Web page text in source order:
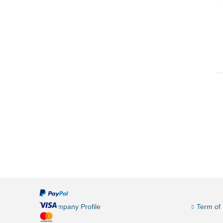
Company Profile Term of